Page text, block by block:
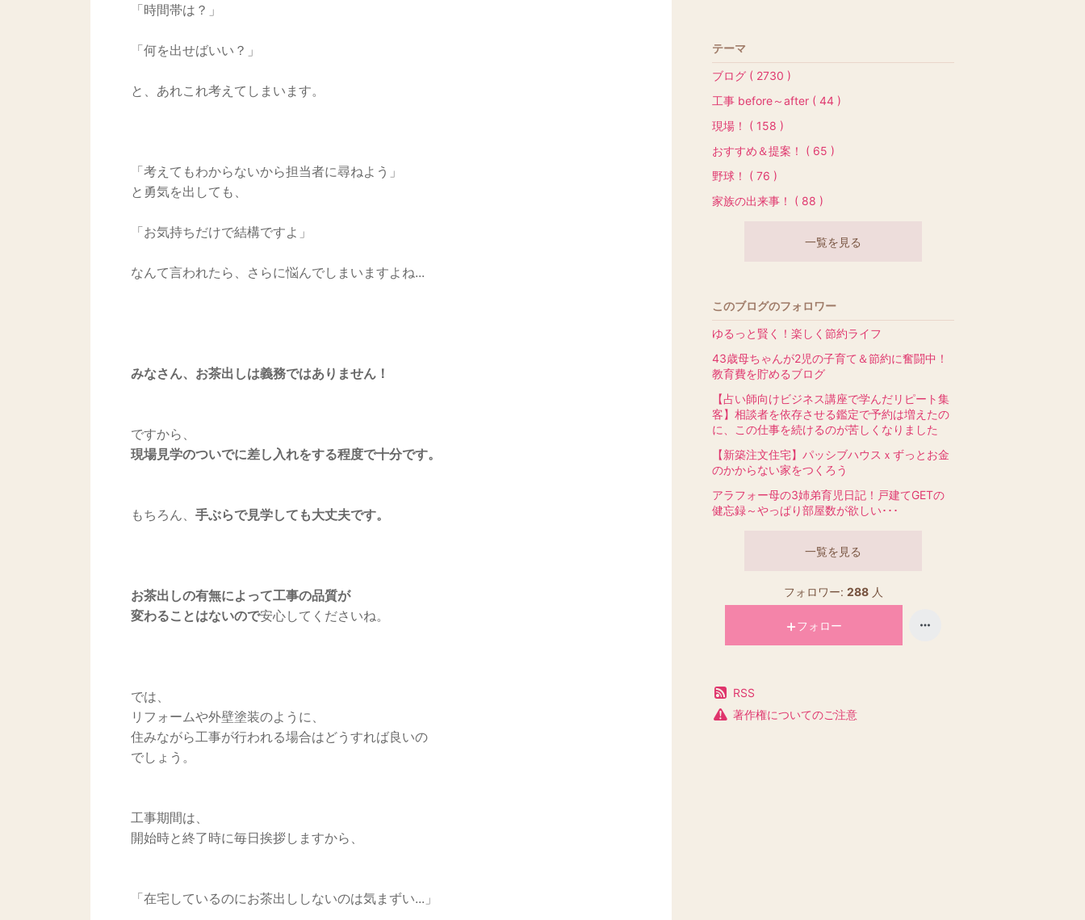
「時間帯は？」
「何を出せばいい？」
と、あれこれ考えてしまいます。
「考えてもわからないから担当者に尋ねよう」
と勇気を出しても、
「お気持ちだけで結構ですよ」
なんて言われたら、さらに悩んでしまいますよね...
みなさん、お茶出しは義務ではありません！
ですから、
現場見学のついでに差し入れをする程度で十分です。
もちろん、 手ぶらで見学しても大丈夫です。
お茶出しの有無によって工事の品質が
変わることはないので安心してくださいね。
では、
リフォームや外壁塗装のように、
住みながら工事が行われる場合はどうすれば良いの
でしょう。
工事期間は、
開始時と終了時に毎日挨拶しますから、
「在宅しているのにお茶出ししないのは気まずい...」
テーマ
ブログ ( 2730 )
工事 before～after ( 44 )
現場！ ( 158 )
おすすめ＆提案！ ( 65 )
野球！ ( 76 )
家族の出来事！ ( 88 )
一覧を見る
このブログのフォロワー
ゆるっと賢く！楽しく節約ライフ
43歳母ちゃんが2児の子育て＆節約に奮闘中！
教育費を貯めるブログ
【占い師向けビジネス講座で学んだリピート集
客】相談者を依存させる鑑定で予約は増えたの
に、この仕事を続けるのが苦しくなりました
【新築注文住宅】パッシブハウスｘずっとお金
のかからない家をつくろう
アラフォー母の3姉弟育児日記！戸建てGETの
健忘録～やっぱり部屋数が欲しい･･･
一覧を見る
フォロワー: 288 人
フォロー
RSS
著作権についてのご注意